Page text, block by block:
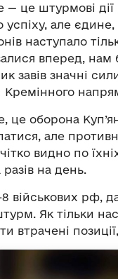
це штурмові дії
успіху, але
наступало
вперед, нам
завів значні
Кремінного
це оборона
але
видно по
разів на день.
військових рф,
Як тільки
втрачені